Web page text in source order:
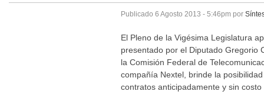
HernándezCOFETEL
Publicado 6 Agosto 2013 - 5:46pm por
El Pleno de la Vigésima Legislatura
presentado por el Diputado Gregorio
la Comisión Federal de
compañía Nextel, brinde la
contratos anticipadamente y sin costo